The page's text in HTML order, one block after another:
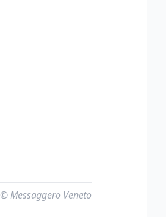
Messaggero Veneto